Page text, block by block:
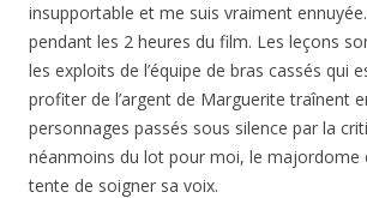
insupportable et me suis vraiment
pendant les 2 heures du film. Les leçons
les exploits de l’équipe de bras cassés qui
profiter de l’argent de Marguerite traînent
personnages passés sous silence par la
néanmoins du lot pour moi, le majordome
tente de soigner sa voix.